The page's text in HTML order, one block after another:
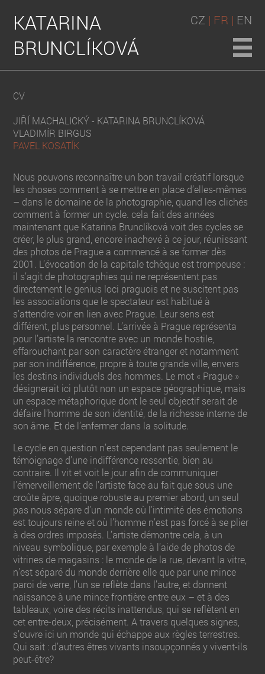
KATARINA
BRUNCLÍKOVÁ
CZ | FR | EN
CV
JIŘÍ MACHALICKÝ - KATARINA BRUNCLÍKOVÁ
VLADIMÍR BIRGUS
PAVEL KOSATÍK
Nous pouvons reconnaître un bon travail créatif lorsque
les choses comment à se mettre en place d’elles-mêmes
– dans le domaine de la photographie, quand les clichés
comment à former un cycle. cela fait des années
maintenant que Katarina Brunclíková voit des cycles se
créer, le plus grand, encore inachevé à ce jour, réunissant
des photos de Prague a commencé à se former dès
2001. L’évocation de la capitale tchèque est trompeuse :
il s’agit de photographies qui ne représentent pas
directement le genius loci praguois et ne suscitent pas
les associations que le spectateur est habitué à
s’attendre voir en lien avec Prague. Leur sens est
différent, plus personnel. L’arrivée à Prague représenta
pour l’artiste la rencontre avec un monde hostile,
effarouchant par son caractère étranger et notamment
par son indifférence, propre à toute grande ville, envers
les destins individuels des hommes. Le mot « Prague »
désignerait ici plutôt non un espace géographique, mais
un espace métaphorique dont le seul objectif serait de
défaire l’homme de son identité, de la richesse interne de
son âme. Et de l’enfermer dans la solitude.
Le cycle en question n’est cependant pas seulement le
témoignage d’une indifférence ressentie, bien au
contraire. Il vit et voit le jour afin de communiquer
l’émerveillement de l’artiste face au fait que sous une
croûte âpre, quoique robuste au premier abord, un seul
pas nous sépare d’un monde où l’intimité des émotions
est toujours reine et où l’homme n’est pas forcé à se plier
à des ordres imposés. L’artiste démontre cela, à un
niveau symbolique, par exemple à l’aide de photos de
vitrines de magasins : le monde de la rue, devant la vitre,
n’est séparé du monde derrière elle que par une mince
paroi de verre, l’un se reflète dans l’autre, et donnent
naissance à une mince frontière entre eux – et à des
tableaux, voire des récits inattendus, qui se reflètent en
cet entre-deux, précisément. A travers quelques signes,
s’ouvre ici un monde qui échappe aux règles terrestres.
Qui sait : d’autres êtres vivants insoupçonnés y vivent-ils
peut-être?